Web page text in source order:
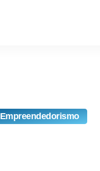
Empreendedorismo